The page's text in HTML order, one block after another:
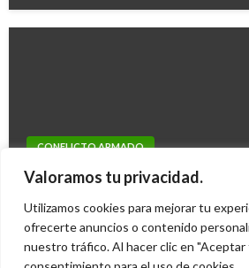
Valoramos tu privacidad.
Utilizamos cookies para mejorar tu
ofrecerte anuncios o contenido
nuestro tráfico. Al hacer clic en "Aceptar
CONFLICTO ARMADO
Gobierno reitera que no habrá
Iván Briceño jueves septiembre 30, 2010